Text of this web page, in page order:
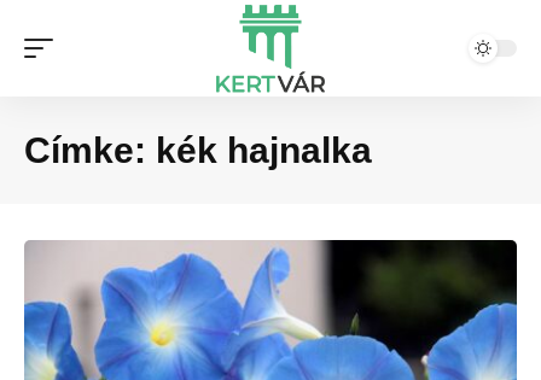
Címke: kék hajnalka